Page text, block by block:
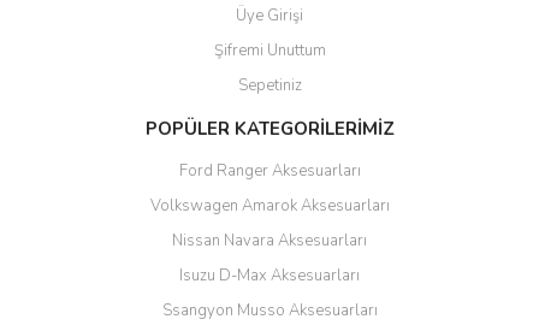
Üye Girişi
Şifremi Unuttum
Sepetiniz
POPÜLER KATEGORİLERİMİZ
Ford Ranger Aksesuarları
Volkswagen Amarok Aksesuarları
Nissan Navara Aksesuarları
Isuzu D-Max Aksesuarları
Ssangyon Musso Aksesuarları